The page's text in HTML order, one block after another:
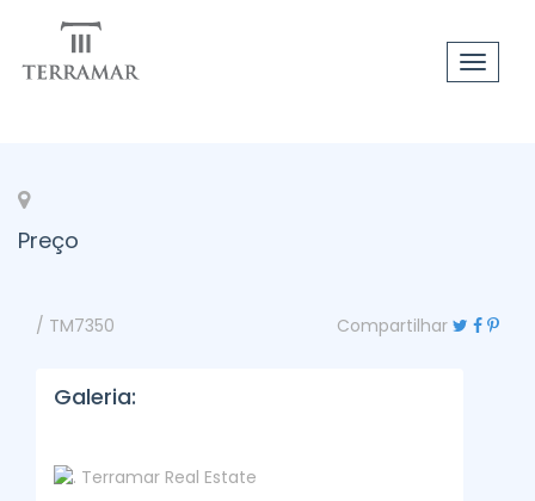
Toggle
Preço
/ TM7350 Compartilhar
Galeria: